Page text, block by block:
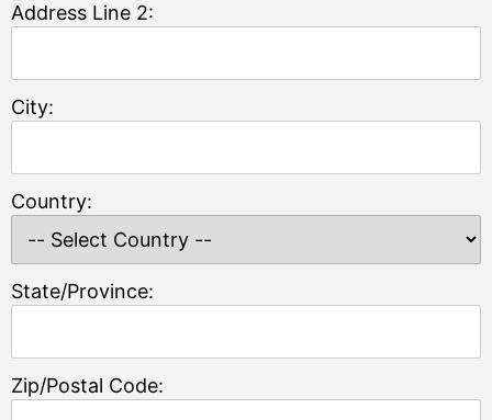
Address Line 2:
City:
Country:
State/Province:
Zip/Postal Code: